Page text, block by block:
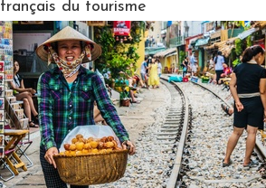
français du tourisme